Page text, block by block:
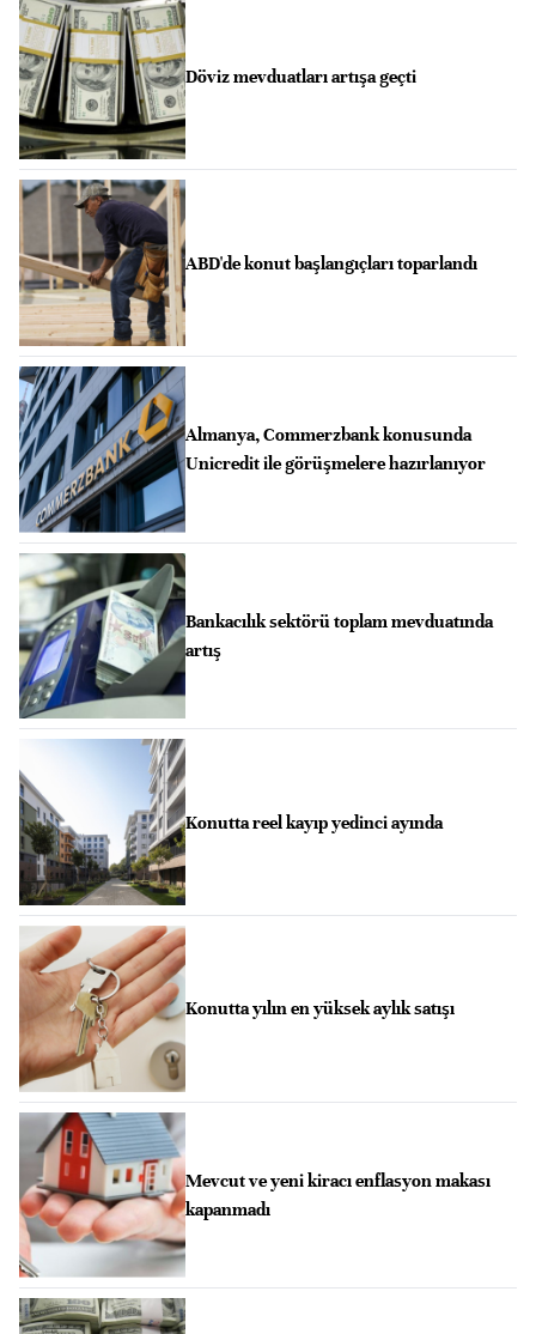
Döviz mevduatları artışa geçti
ABD'de konut başlangıçları toparlandı
Almanya, Commerzbank konusunda
Unicredit ile görüşmelere hazırlanıyor
Bankacılık sektörü toplam mevduatında
artış
Konutta reel kayıp yedinci ayında
Konutta yılın en yüksek aylık satışı
Mevcut ve yeni kiracı enflasyon makası
kapanmadı